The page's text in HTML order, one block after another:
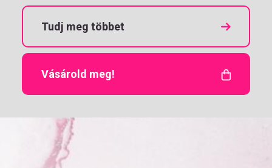
Tudj meg többet
Vásárold meg!